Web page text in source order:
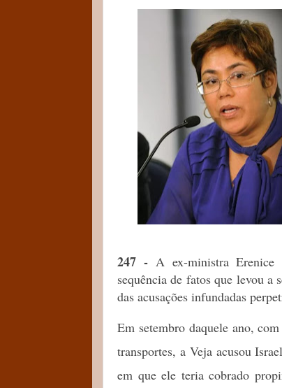
247 -A ex-ministra
sequência de fatos que levou a
das acusações infundadas
Em setembro daquele ano,
transportes, a Veja acusou
em que ele teria cobrado